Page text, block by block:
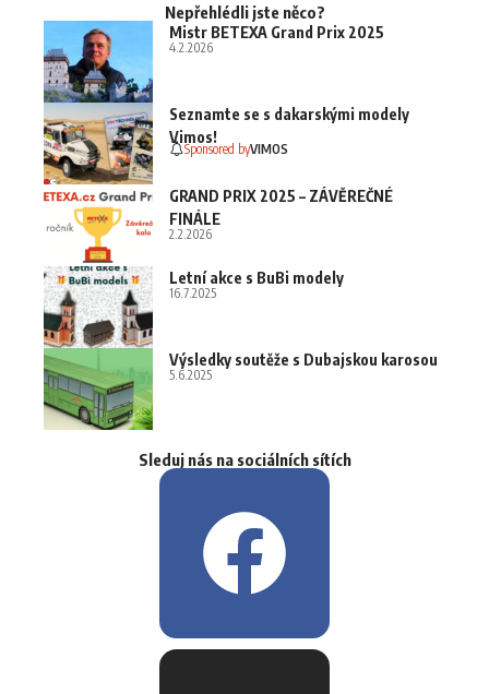
Nepřehlédli jste něco?
Mistr BETEXA Grand Prix 2025
4.2.2026
Seznamte se s dakarskými modely
Vimos!
Sponsored byVIMOS
GRAND PRIX 2025 – ZÁVĚREČNÉ
FINÁLE
2.2.2026
Letní akce s BuBi modely
16.7.2025
Výsledky soutěže s Dubajskou karosou
5.6.2025
Sleduj nás na sociálních sítích